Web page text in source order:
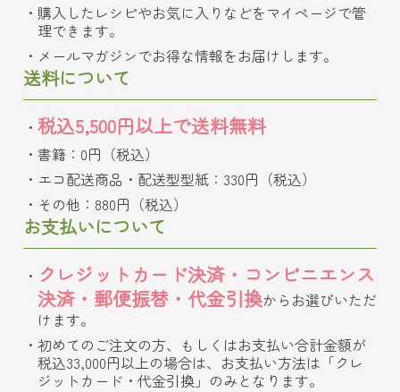
購入したレシピやお気に入りなどをマイページで管
理できます。
メールマガジンでお得な情報をお届けします。
送料について
税込5,500円以上で送料無料
書籍：0円（税込）
エコ配送商品・配送型型紙：330円（税込）
その他：880円（税込）
お支払いについて
クレジットカード決済・コンビニエンス
決済・郵便振替・代金引換からお選びいただ
けます。
初めてのご注文の方、もしくはお支払い合計金額が
税込33,000円以上の場合は、お支払い方法は「クレ
ジットカード・代金引換」のみとなります。